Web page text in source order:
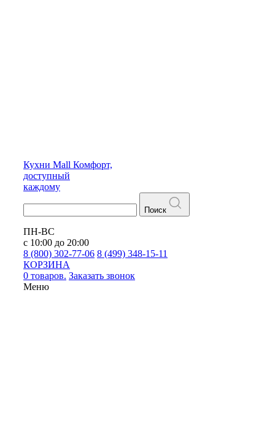
Кухни Mall Комфорт,
доступный
каждому
Поиск
ПН-ВС
с 10:00 до 20:00
8 (800) 302-77-06 8 (499) 348-15-11
КОРЗИНА
0 товаров. Заказать звонок
Меню